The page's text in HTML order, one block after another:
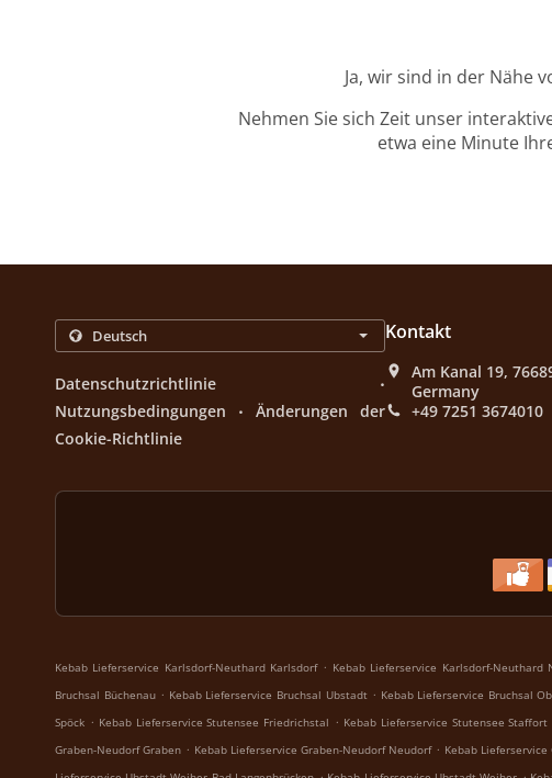
Ja, wir sind in der Nähe
Nehmen Sie sich Zeit unser
etwa eine Minute
Datenschutzrichtlinie .
Nutzungsbedingungen .
Änderungen der
Cookie-Richtlinie
Kontakt
Am Kanal 19,
Germany
+49 7251 3674010
Kebab Lieferservice Karlsdorf-Neuthard Karlsdorf . Kebab Lieferservice Karlsdorf-Neuthard
Bruchsal Büchenau . Kebab Lieferservice Bruchsal Ubstadt . Kebab Lieferservice Bruchsal
Spöck . Kebab Lieferservice Stutensee Friedrichstal . Kebab Lieferservice Stutensee Staffort
Graben-Neudorf Graben . Kebab Lieferservice Graben-Neudorf Neudorf . Kebab
. .